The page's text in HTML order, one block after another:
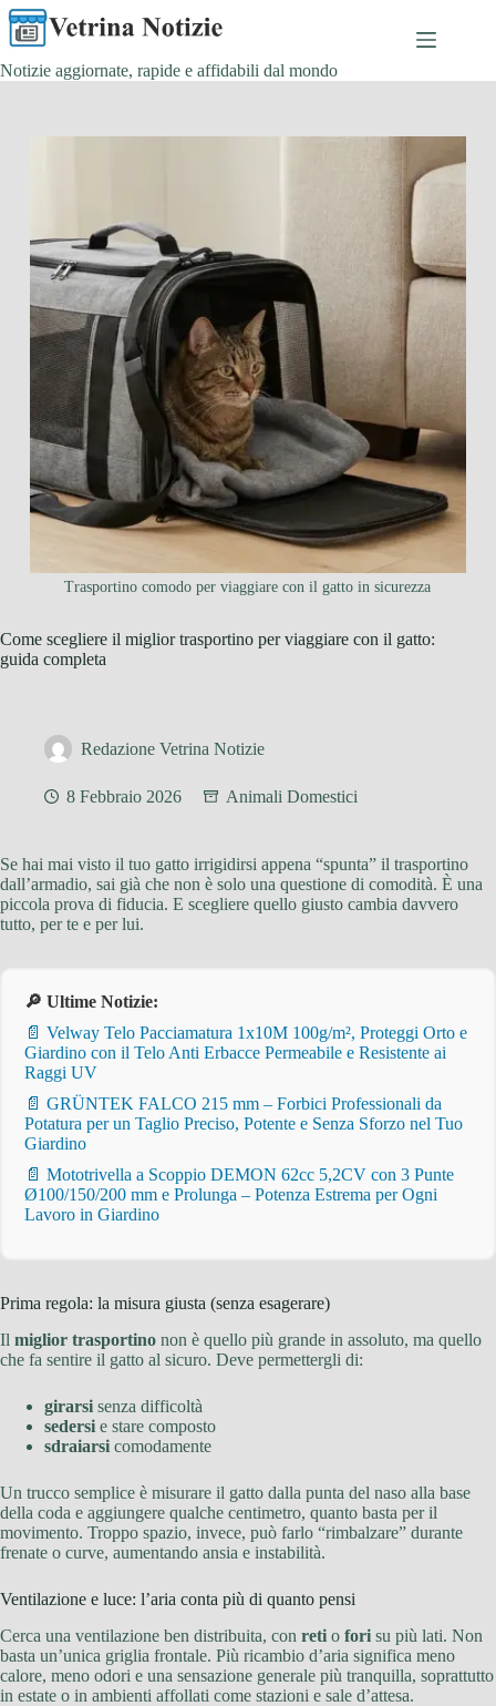
Salta
al
contenuto
Notizie aggiornate, rapide e affidabili dal mondo
Trasportino comodo per viaggiare con il gatto in sicurezza
Come scegliere il miglior trasportino per viaggiare con il gatto:
guida completa
Redazione Vetrina Notizie
8 Febbraio 2026 Animali Domestici
Se hai mai visto il tuo gatto irrigidirsi appena “spunta” il trasportino
dall’armadio, sai già che non è solo una questione di comodità. È una
piccola prova di fiducia. E scegliere quello giusto cambia davvero
tutto, per te e per lui.
🔎 Ultime Notizie:
📄 Velway Telo Pacciamatura 1x10M 100g/m², Proteggi Orto e
Giardino con il Telo Anti Erbacce Permeabile e Resistente ai
Raggi UV
📄 GRÜNTEK FALCO 215 mm – Forbici Professionali da
Potatura per un Taglio Preciso, Potente e Senza Sforzo nel Tuo
Giardino
📄 Mototrivella a Scoppio DEMON 62cc 5,2CV con 3 Punte
Ø100/150/200 mm e Prolunga – Potenza Estrema per Ogni
Lavoro in Giardino
Prima regola: la misura giusta (senza esagerare)
Il miglior trasportino non è quello più grande in assoluto, ma quello
che fa sentire il gatto al sicuro. Deve permettergli di:
girarsi senza difficoltà
sedersi e stare composto
sdraiarsi comodamente
Un trucco semplice è misurare il gatto dalla punta del naso alla base
della coda e aggiungere qualche centimetro, quanto basta per il
movimento. Troppo spazio, invece, può farlo “rimbalzare” durante
frenate o curve, aumentando ansia e instabilità.
Ventilazione e luce: l’aria conta più di quanto pensi
Cerca una ventilazione ben distribuita, con reti o fori su più lati. Non
basta un’unica griglia frontale. Più ricambio d’aria significa meno
calore, meno odori e una sensazione generale più tranquilla, soprattutto
in estate o in ambienti affollati come stazioni e sale d’attesa.